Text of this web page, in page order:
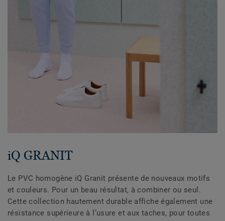
iQ GRANIT
Le PVC homogène iQ Granit présente de nouveaux motifs
et couleurs. Pour un beau résultat, à combiner ou seul.
Cette collection hautement durable affiche également une
résistance supérieure à l’usure et aux taches, pour toutes